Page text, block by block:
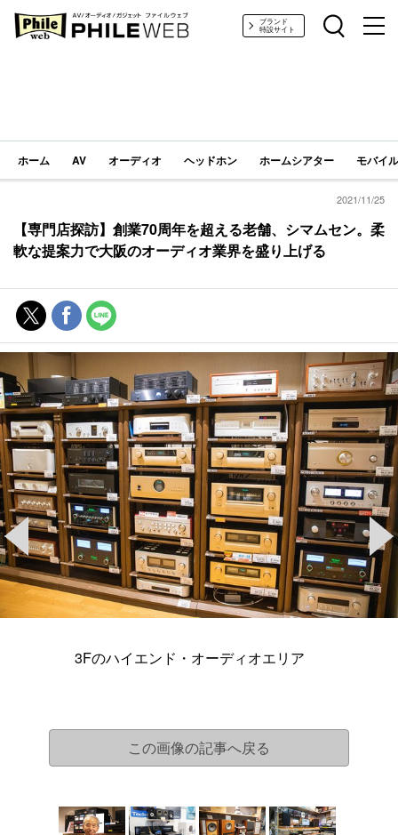
PHILE WEB｜AV/オーディオ/ガジェットブランド
特設サイト
ホーム AV オーディオ ヘッドホン ホームシアター モバイ
2021/11/25
【専門店探訪】創業70周年を超える老舗、シマムセン。柔
軟な提案力で大阪のオーディオ業界を盛り上げる
3Fのハイエンド・オーディオエリア
この画像の記事へ戻る